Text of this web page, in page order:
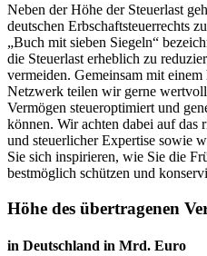
Neben der Höhe der Steuerlast
deutschen Erbschaftsteuerrechts
„Buch mit sieben Siegeln“
die Steuerlast erheblich zu
vermeiden. Gemeinsam mit
Netzwerk teilen wir gerne
Vermögen steueroptimiert und
können. Wir achten dabei auf das
und steuerlicher Expertise sowie
Sie sich inspirieren, wie Sie die
bestmöglich schützen und
Höhe des übertragenen
in Deutschland in Mrd. Euro